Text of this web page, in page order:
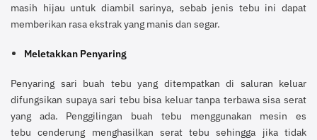
masih hijau untuk diambil sarinya, sebab jenis tebu ini dapat
memberikan rasa ekstrak yang manis dan segar.
Meletakkan Penyaring
Penyaring sari buah tebu yang ditempatkan di saluran keluar
difungsikan supaya sari tebu bisa keluar tanpa terbawa sisa serat
yang ada. Penggilingan buah tebu menggunakan mesin es
tebu cenderung menghasilkan serat tebu sehingga jika tidak